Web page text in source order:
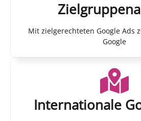
Mit zielgerechteten Google Ads
Google
Internationale